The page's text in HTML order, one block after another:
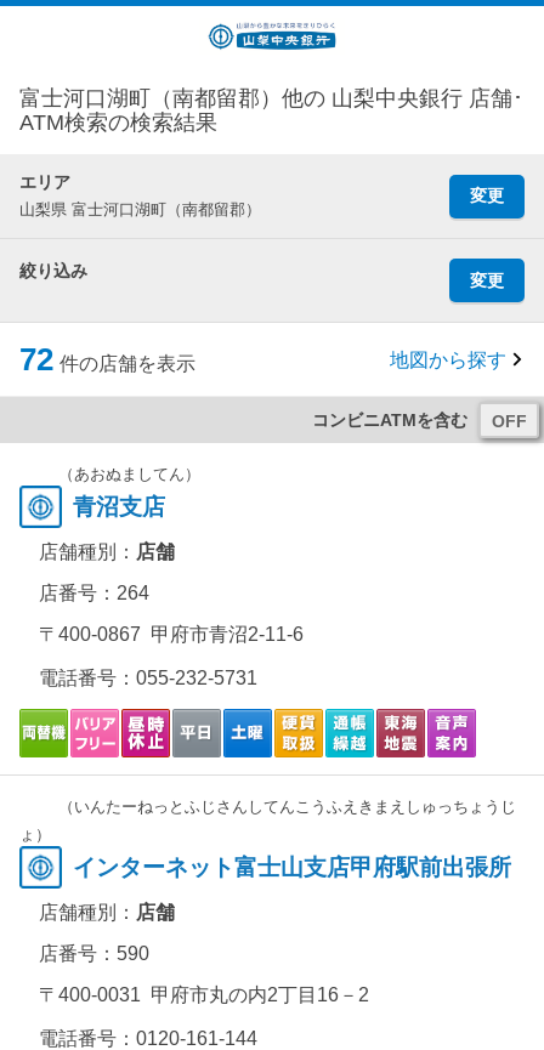
富士河口湖町（南都留郡）他の 山梨中央銀行 店舗･
ATM検索の検索結果
エリア
山梨県 富士河口湖町（南都留郡）
変更
絞り込み 変更
72 件の店舗を表示 地図から探す
コンビニATMを含む
（あおぬましてん）
青沼支店
店舗種別： 店舗
店番号：264
〒400-0867 甲府市青沼2-11-6
電話番号： 055-232-5731
（いんたーねっとふじさんしてんこうふえきまえしゅっちょうじ
ょ）
インターネット富士山支店甲府駅前出張所
店舗種別： 店舗
店番号：590
〒400-0031 甲府市丸の内2丁目16－2
電話番号： 0120-161-144